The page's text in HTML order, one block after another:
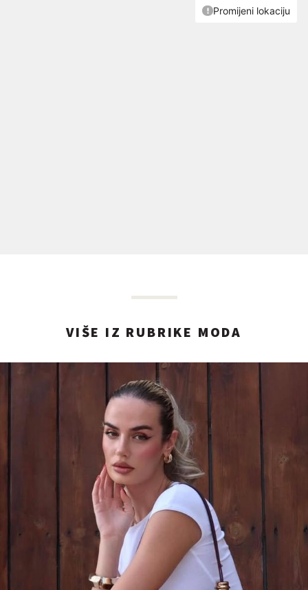
VIŠE IZ RUBRIKE MODA